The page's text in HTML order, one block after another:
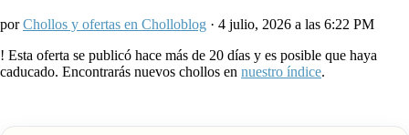
porChollos y ofertas en Cholloblog · 4 julio, 2026 a las 6:22 PM
! Esta oferta se publicó hace más de 20 días y es posible que haya
caducado. Encontrarás nuevos chollos en nuestro índice.